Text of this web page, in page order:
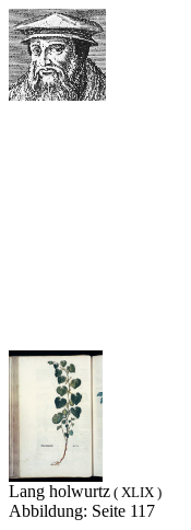
Lang holwurtz ( XLIX )
Abbildung: Seite 117